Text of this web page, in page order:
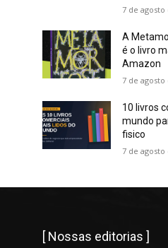
7 de agosto
A
é o livro
Amazon
7 de agosto
10 livros
mundo
fisico
7 de agosto
[ Nossas editorias ]